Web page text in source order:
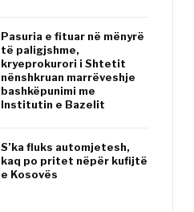
Pasuria e fituar në mënyrë
të paligjshme,
kryeprokurori i Shtetit
nënshkruan marrëveshje
bashkëpunimi me
Institutin e Bazelit
S’ka fluks automjetesh,
kaq po pritet nëpër kufijtë
e Kosovës